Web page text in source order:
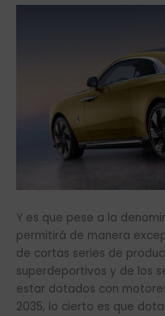
Y es que pese a la
permitirá de manera
de cortas series de
superdeportivos y de los
estar dotados con
2035, lo cierto es que